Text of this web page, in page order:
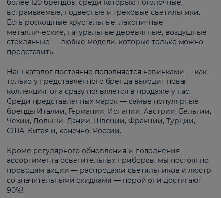
более 120 брендов, среди которых: потолочные,
встраиваемые, подвесные и трековые светильники.
Есть роскошные хрустальные, лаконичные
металлические, натуральные деревянные, воздушные
стеклянные — любые модели, которые только можно
представить.
Наш каталог постоянно пополняется новинками — как
только у представленного бренда выходит новая
коллекция, она сразу появляется в продаже у нас.
Среди представленных марок — самые популярные
бренды Италии, Германии, Испании, Австрии, Бельгии,
Чехии, Польши, Дании, Швеции, Франции, Турции,
США, Китая и, конечно, России.
Кроме регулярного обновления и пополнения
ассортимента осветительных приборов, мы постоянно
проводим акции — распродажи светильников и люстр
со значительными скидками — порой они достигают
90%!